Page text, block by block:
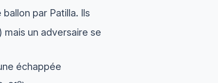
par Patilla. Ils
mais un adversaire se
échappée